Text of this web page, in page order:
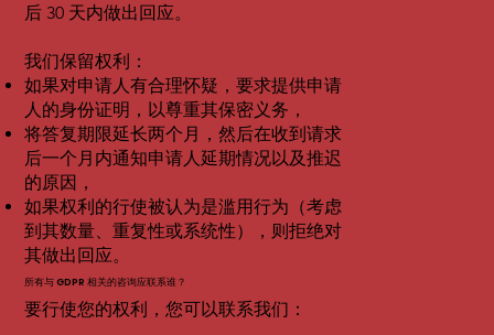
后 30 天内做出回应。
我们保留权利：
如果对申请人有合理怀疑，要求提供申请
人的身份证明，以尊重其保密义务，
将答复期限延长两个月，然后在收到请求
后一个月内通知申请人延期情况以及推迟
的原因，
如果权利的行使被认为是滥用行为（考虑
到其数量、重复性或系统性），则拒绝对
其做出回应。
所有与 GDPR 相关的咨询应联系谁？
要行使您的权利，您可以联系我们：